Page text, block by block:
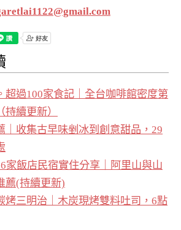
超過100家食記｜全台咖啡館密度第
續更新）
｜收集古早味剉冰到創意甜品，29
家飯店民宿實住分享｜阿里山與山
薦(持續更新)
烤三明治｜木炭現烤雙料吐司，6點